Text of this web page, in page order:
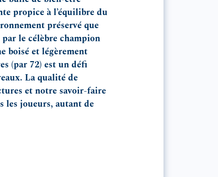
propice à l’équilibre du
préservé que
par le célèbre champion
boisé et légèrement
(par 72) est un défi
La qualité de
et notre savoir-faire
les joueurs, autant de